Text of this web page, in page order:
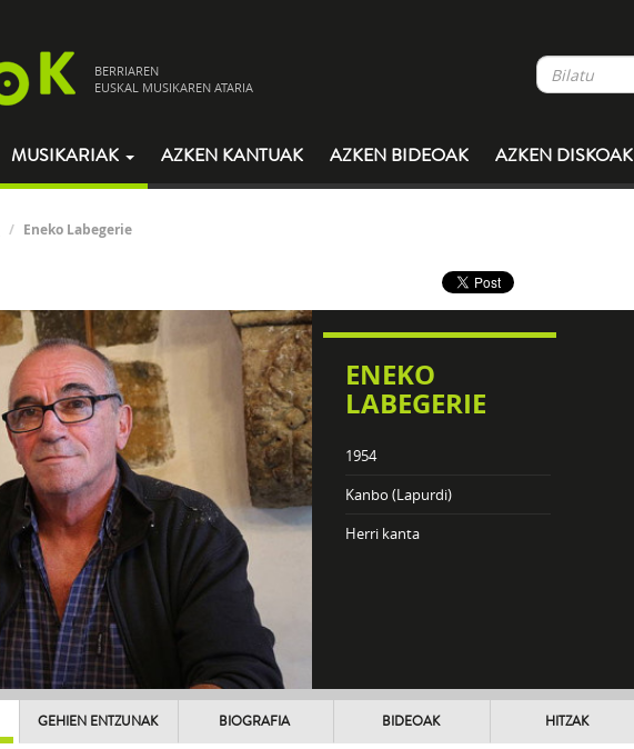
BERRIAREN
EUSKAL MUSIKAREN ATARIA
MUSIKARIAK AZKEN KANTUAK AZKEN BIDEOAK AZKEN DISKOAK
Eneko Labegerie
ENEKO
LABEGERIE
1954
Kanbo (Lapurdi)
Herri kanta
GEHIEN ENTZUNAK BIOGRAFIA BIDEOAK HITZAK